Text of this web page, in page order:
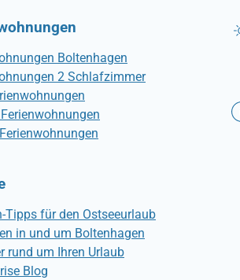
Boltenhagen
2 Schlafzimmer
Tipps für den Ostseeurlaub
in und um Boltenhagen
rund um Ihren Urlaub
Blog